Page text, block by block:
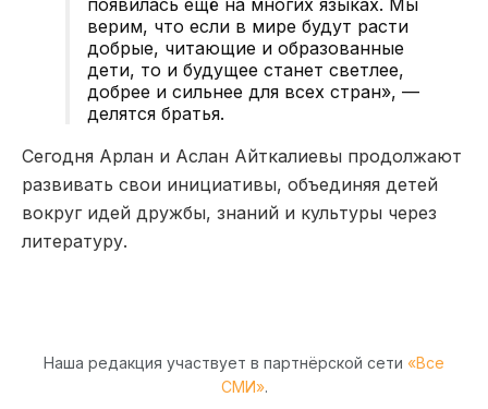
верим, что если в мире будут расти
добрые, читающие и образованные
дети, то и будущее станет светлее,
добрее и сильнее для всех стран», —
делятся братья.
Сегодня Арлан и Аслан Айткалиевы продолжают
развивать свои инициативы, объединяя детей
вокруг идей дружбы, знаний и культуры через
литературу.
Наша редакция участвует в партнёрской сети «Все
СМИ».